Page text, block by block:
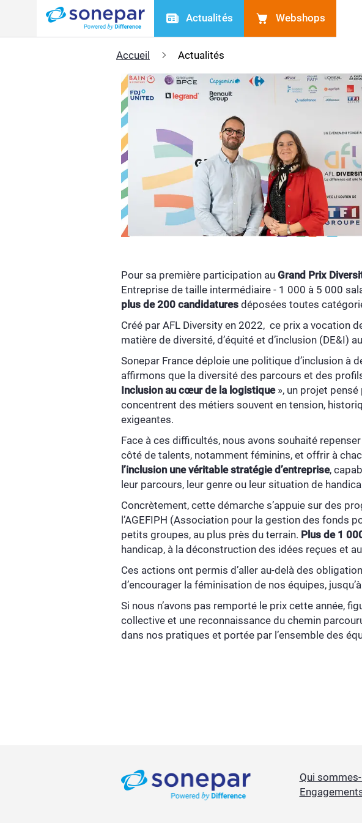
Actualités Webshops
Accueil Actualités
Pour sa première participation au Grand Prix
Entreprise de taille intermédiaire - 1 000 à 5 000
plus de 200 candidaturesdéposées toutes
Créé par AFL Diversity en 2022, ce prix a vocation
matière de diversité, d’équité et d’inclusion (DE&I)
Sonepar France déploie une politique d’inclusion
affirmons que la diversité des parcours et des
Inclusion au cœur de la logistique», un projet
concentrent des métiers souvent en tension,
exigeantes.
Face à ces difficultés, nous avons souhaité
côté de talents, notamment féminins, et offrir à
l’inclusion une véritable stratégie d’entreprise,
leur parcours, leur genre ou leur situation de
Concrètement, cette démarche s’appuie sur des
l’AGEFIPH (Association pour la gestion des fonds
petits groupes, au plus près du terrain. Plus de 1
handicap, à la déconstruction des idées reçues et
Ces actions ont permis d’aller au-delà des
d’encourager la féminisation de nos équipes, jusqu’à
Si nous n’avons pas remporté le prix cette année,
collective et une reconnaissance du chemin
dans nos pratiques et portée par l’ensemble des
Qui